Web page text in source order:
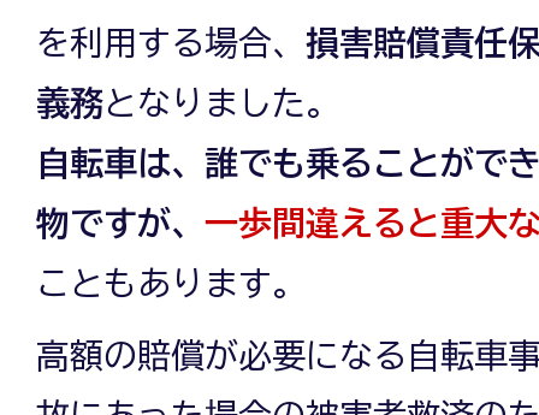
を利用する場合、 損害賠償責任
義務となりました。
自転車は、誰でも乗ることがで
物ですが、 一歩間違えると重大
こともあります。
高額の賠償が必要になる自転車